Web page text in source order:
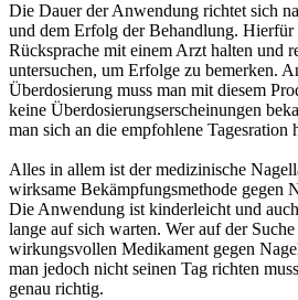
Die Dauer der Anwendung richtet sich
und dem Erfolg der Behandlung. Hierfür
Rücksprache mit einem Arzt halten und
untersuchen, um Erfolge zu bemerken.
Überdosierung muss man mit diesem
keine Überdosierungserscheinungen
man sich an die empfohlene Tagesration
Alles in allem ist der medizinische
wirksame Bekämpfungsmethode gegen
Die Anwendung ist kinderleicht und
lange auf sich warten. Wer auf der
wirkungsvollen Medikament gegen
man jedoch nicht seinen Tag richten
genau richtig.